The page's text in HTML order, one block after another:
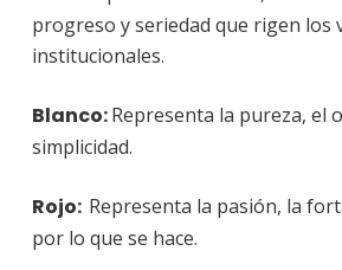
progreso y seriedad que rigen los
institucionales.
Blanco:Representa la pureza, el
simplicidad.
Rojo: Representa la pasión, la
por lo que se hace.